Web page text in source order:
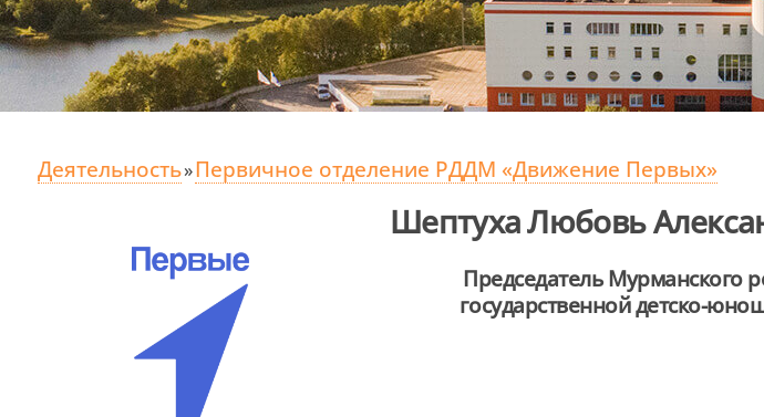
Деятельность»Первичное отделение РДДМ «Движение Первых»
Шептуха Любовь
Председатель Мурманского
государственной детско-